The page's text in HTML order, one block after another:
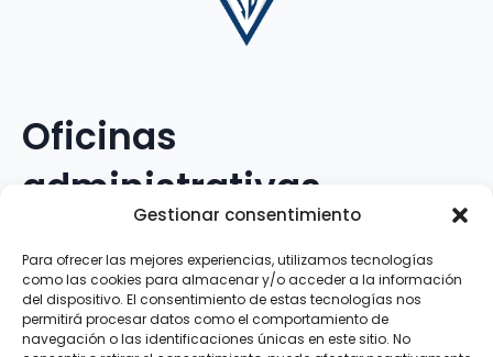
Gestionar consentimiento
Para ofrecer las mejores experiencias, utilizamos tecnologías
como las cookies para almacenar y/o acceder a la información
del dispositivo. El consentimiento de estas tecnologías nos
permitirá procesar datos como el comportamiento de
navegación o las identificaciones únicas en este sitio. No
Oficinas
administrativas
Avenida Galileo Galilei, 12
15.008 · A Coruña · España
Teléfono:881.069.303